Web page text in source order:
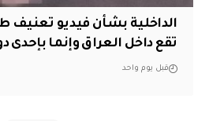
الداخلية بشأن فيديو تعنيف
تقع داخل العراق وإنما بإحدى
قبل يوم واحد